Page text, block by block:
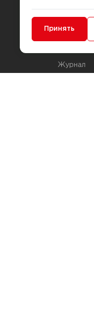
Журнал
Минимальные
Принять